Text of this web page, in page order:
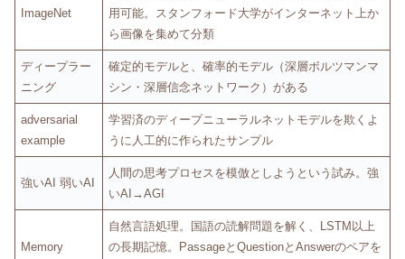
ImageNet
用可能。スタンフォード大学がインターネット上か
ら画像を集めて分類
ディープラー
ニング
確定的モデルと、確率的モデル（深層ボルツマンマ
シン・深層信念ネットワーク）がある
adversarial
example
学習済のディープニューラルネットモデルを欺くよ
うに人工的に作られたサンプル
強いAI 弱いAI
人間の思考プロセスを模倣としようという試み。強
いAI→AGI
Memory
自然言語処理。国語の読解問題を解く、LSTM以上
の長期記憶。PassageとQuestionとAnswerのペアを